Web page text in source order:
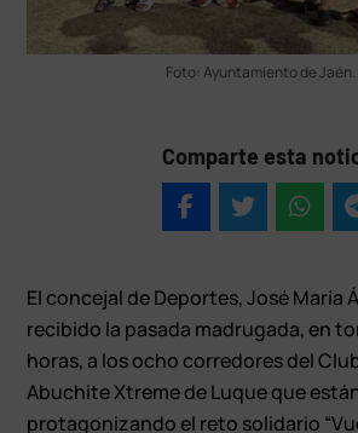
Foto: Ayuntamiento de Jaén.
Comparte esta
El concejal de Deportes, José María
recibido la pasada madrugada, en
horas, a los ocho corredores del
Abuchite Xtreme de Luque que
protagonizando el reto solidario